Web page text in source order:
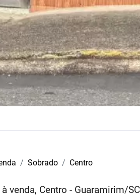
Sobrado Centro
venda, Centro - Guaramirim/SC